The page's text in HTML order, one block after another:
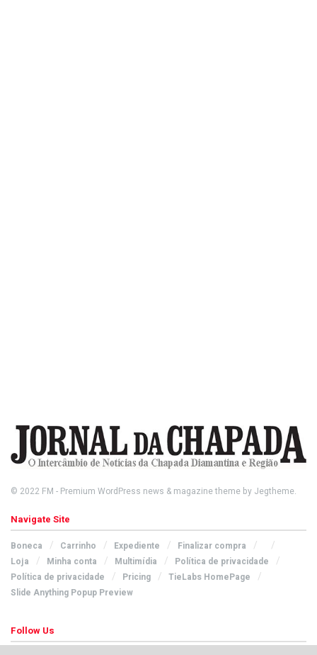
© 2022 FM - Premium WordPress news & magazine theme by Jegtheme.
Navigate Site
Boneca Carrinho Expediente
Finalizar compra
Loja
Minha conta Multimídia
Política de privacidade
Política de privacidade
Pricing
TieLabs HomePage
Slide Anything Popup Preview
Follow Us